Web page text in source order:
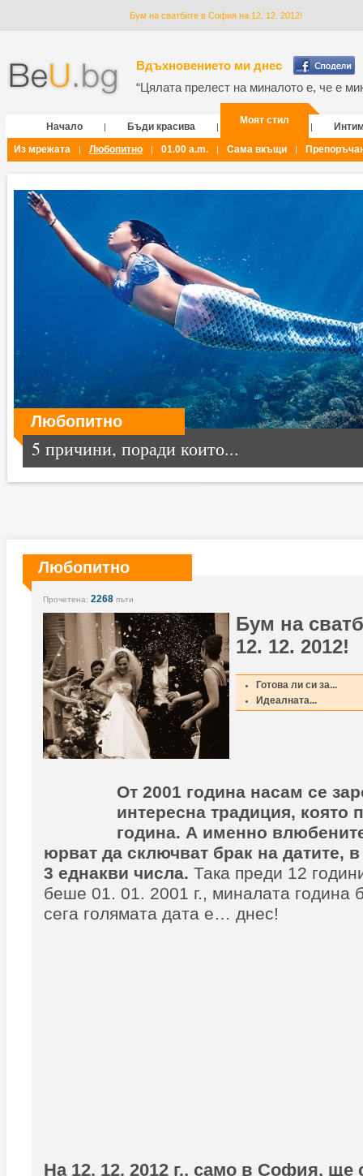
Бум на сватбите в София на 12. 12. 2012!
Вдъхновението ми днес
“Цялата прелест на миналото е, че е
Начало | Бъди красива |
Моят стил
|
Из мрежата
| Любопитно | 01.00 a.m. | Сама вкъщи |
Любопитно
5 причини, поради които...
Любопитно
Прочетена: 2268 пъти
Бум на
12. 12. 2012!
Готова ли си за...
Идеалната...
От 2001 година насам се
интересна традиция, която
година. А именно
юрват да сключват брак на датите,
3 еднакви числа. Така преди 12
беше 01. 01. 2001 г., миналата година
сега голямата дата е… днес!
На 12. 12. 2012 г., само в София, ще